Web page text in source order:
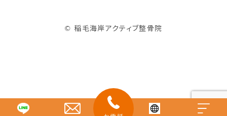
© 稲毛海岸アクティブ整骨院